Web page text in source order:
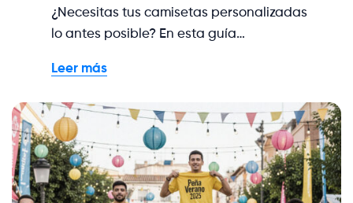
¿Necesitas tus camisetas personalizadas
lo antes posible? En esta guía…
Leer más